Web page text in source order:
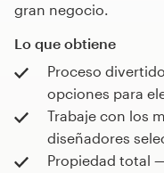
gran negocio.
Lo que obtiene
Proceso
opciones para
Trabaje con los
diseñadores
Propiedad total